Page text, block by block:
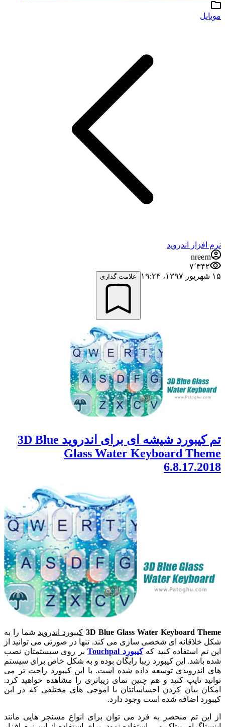
موبایل
نرم افزار اندروید
nreern
۷٬۳۴۲
۱۵ شهریور ۱۳۹۷،‏ ۱۹:۲۴
علامت گذاری
تم کیبورد شیشه ای برای اندروید 3D Blue
Glass Water Keyboard Theme
6.8.17.2018
3D Blue Glass Water Keyboard Theme کیبورد اندروید شما را به
شکل خلاقانه ای شخصی سازی می کند. تنها در صورتی می توانید از
این تم استفاده کنید کهکیبورد Touchpal
بر روی سیستمتان نصب
شده باشد. این کیبورد زیبا رایگان بوده و به شکل خاص برای سیستم
های اندرویدی توسعه داده شده است. با این کیبورد راحت تر می
توانید تایپ کنید و هم چنین نمای زیباتری را مشاهده خواهید کرد.
امکان بیان کردن احساساتتان با اموجی های مختلفی که در این
کیبورد اضافه شده است وجود دارد.
از این تم منحصر به فرد می توان برای انواع مسنجر هایی مانند